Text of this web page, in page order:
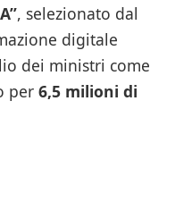
, selezionato dal
digitale
dei ministri come
per 6,5 milioni di